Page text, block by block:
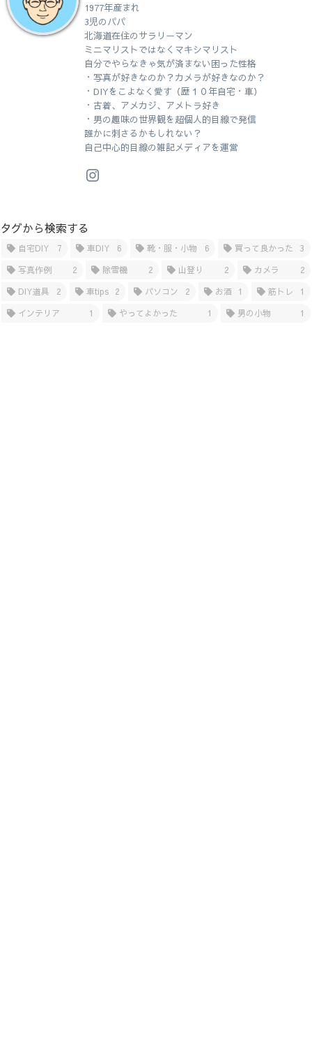
1977年産まれ
3児のパパ
北海道在住のサラリーマン
ミニマリストではなくマキシマリスト
自分でやらなきゃ気が済まない困った性格
・写真が好きなのか？カメラが好きなのか？
・DIYをこよなく愛す（歴１０年自宅・車）
・古着、アメカジ、アメトラ好き
・男の趣味の世界観を超個人的目線で発信
誰かに刺さるかもしれない？
自己中心的目線の雑記メディアを運営
タグから検索する
自宅DIY 7 車DIY 6 靴・服・小物 6 買って良かった
3
写真作例
2 除雪機 2 山登り 2 カメラ
2
DIY道具
2 車tips 2 パソコン 2 お酒 1 筋トレ
1
インテリア
1 やってよかった 1 男の小物 1